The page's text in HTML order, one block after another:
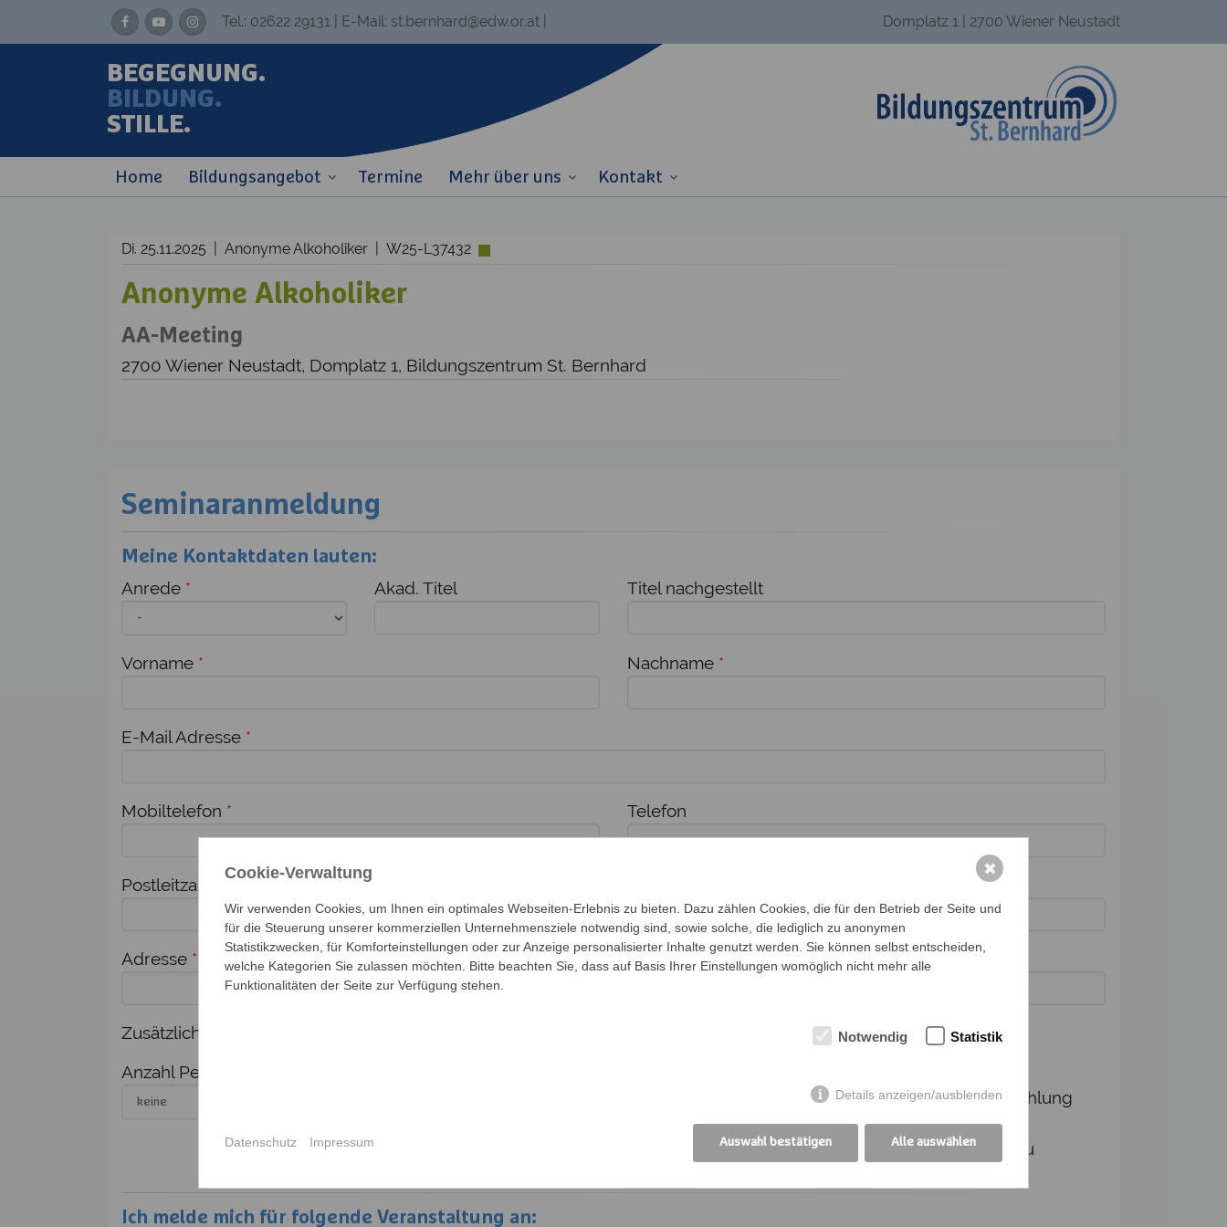
Tel.: 02622 29131 | E-Mail: st.bernhard@edw.or.at Domplatz 1 | 2700 Wiener Neustadt
BEGEGNUNG.
BILDUNG.
STILLE.
Home Bildungsangebot Termine Mehr über uns Kontakt
Di. 25.11.2025 | Anonyme Alkoholiker | W25-L37432
Anonyme Alkoholiker
AA-Meeting
2700 Wiener Neustadt, Domplatz 1, Bildungszentrum St. Bernhard
Seminaranmeldung
Meine Kontaktdaten lauten:
Anrede * Akad. Titel Titel nachgestellt
Vorname * Nachname *
E-Mail Adresse *
Mobiltelefon * Telefon
Postleitzahl
Adresse *
Zusätzlich melde ich weitere Personen für diese Veranstaltung an:
Anzahl Personen
Ich verpflichte mich, die Zahlung
und Kommunikation für die
angemeldeten Personen zu
Ich melde mich für folgende Veranstaltung an:
Cookie-Verwaltung
Wir verwenden Cookies, um Ihnen ein optimales Webseiten-Erlebnis zu bieten. Dazu zählen Cookies, die für den Betrieb der Seite und
für die Steuerung unserer kommerziellen Unternehmensziele notwendig sind, sowie solche, die lediglich zu anonymen
Statistikzwecken, für Komforteinstellungen oder zur Anzeige personalisierter Inhalte genutzt werden. Sie können selbst entscheiden,
welche Kategorien Sie zulassen möchten. Bitte beachten Sie, dass auf Basis Ihrer Einstellungen womöglich nicht mehr alle
Funktionalitäten der Seite zur Verfügung stehen.
Notwendig Statistik
Details anzeigen/ausblenden
Auswahl bestätigen Alle auswählen
Datenschutz Impressum
✖